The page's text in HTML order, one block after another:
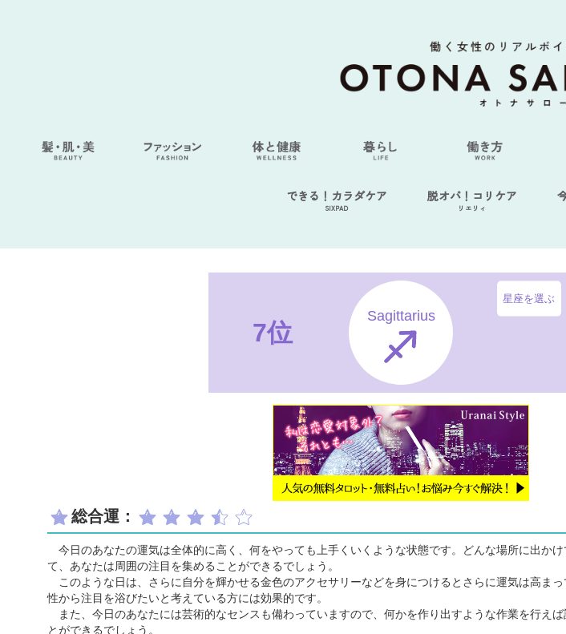
できる！カラダケア
SIXPAD
脱オバ！コリケア
リエリィ
7位
Sagittarius
星座を選ぶ
総合運：
今日のあなたの運気は全体的に高く、何をやっても上手くいくような状態です。どんな場所に出か
て、あなたは周囲の注目を集めることができるでしょう。
このような日は、さらに自分を輝かせる金色のアクセサリーなどを身につけるとさらに運気は高ま
性から注目を浴びたいと考えている方には効果的です。
また、今日のあなたには芸術的なセンスも備わっていますので、何かを作り出すような作業を行え
とができるでしょう。